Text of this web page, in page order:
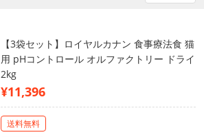
【3袋セット】ロイヤルカナン 食事療法食 猫
用 pHコントロール オルファクトリー ドライ
2kg
¥11,396
送料無料